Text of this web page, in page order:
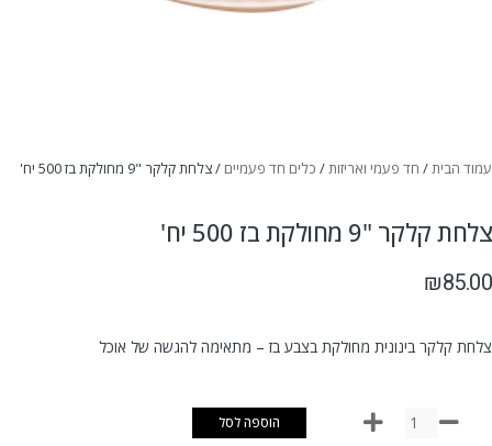
עמוד הבית/ חד פעמי ואריזות/ כלים חד פעמיים / צלחת קלקר "9 מחולקת בז 500 יח'
צלחת קלקר "9 מחולקת בז 500 יח'
₪85.00
צלחת קלקר בינונית מחולקת בצבע בז – מתאימה להגשה של אוכל
הוספה לסל